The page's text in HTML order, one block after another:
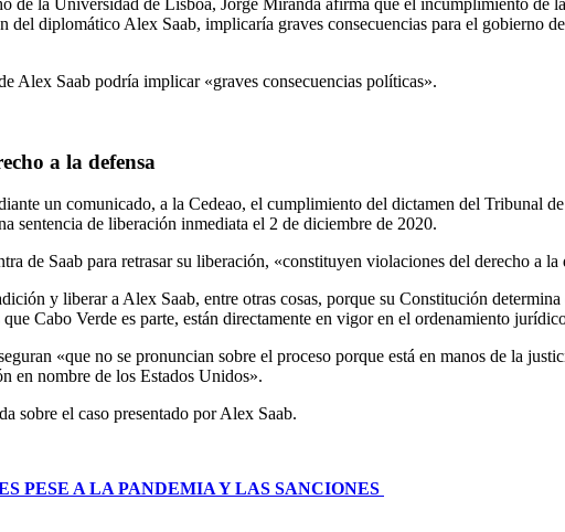
de la Universidad de Lisboa, Jorge Miranda afirma que el incumplimiento de
diplomático Alex Saab, implicaría graves consecuencias para el gobierno
Alex Saab podría implicar «graves consecuencias políticas».
a la defensa
un comunicado, a la Cedeao, el cumplimiento del dictamen del Tribunal
sentencia de liberación inmediata el 2 de diciembre de 2020.
de Saab para retrasar su liberación, «constituyen violaciones del derecho a
y liberar a Alex Saab, entre otras cosas, porque su Constitución
Cabo Verde es parte, están directamente en vigor en el ordenamiento
«que no se pronuncian sobre el proceso porque está en manos de la
en nombre de los Estados Unidos».
sobre el caso presentado por Alex Saab.
PESE A LA PANDEMIA Y LAS SANCIONES